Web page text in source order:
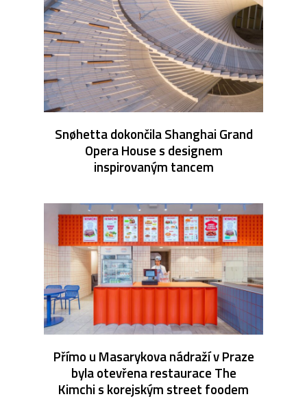
Snøhetta dokončila Shanghai Grand
Opera House s designem
inspirovaným tancem
Přímo u Masarykova nádraží v Praze
byla otevřena restaurace The
Kimchi s korejským street foodem